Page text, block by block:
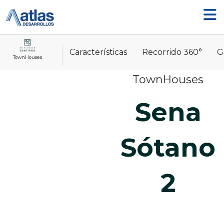
contenido
TownHouses
Características Recorrido 360°
TownHouses
Sena
Sótano
2